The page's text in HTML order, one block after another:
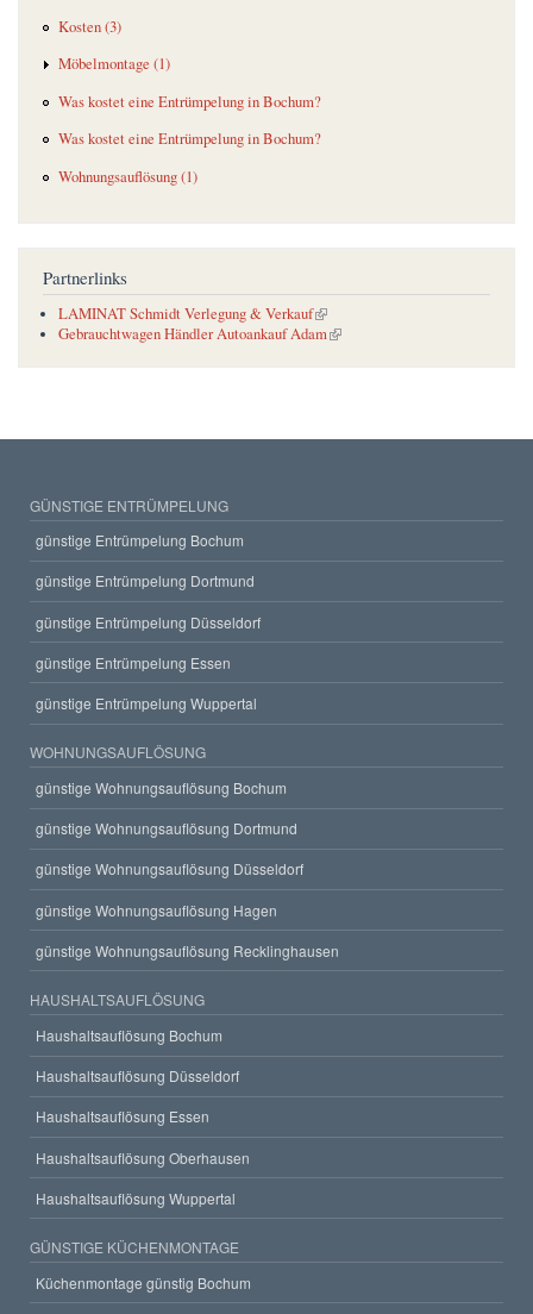
Kosten (3)
Möbelmontage (1)
Was kostet eine Entrümpelung in Bochum?
Was kostet eine Entrümpelung in Bochum?
Wohnungsauflösung (1)
Partnerlinks
LAMINAT Schmidt Verlegung & Verkauf
(link is external)
Gebrauchtwagen Händler Autoankauf Adam
(link is external)
GÜNSTIGE ENTRÜMPELUNG
günstige Entrümpelung Bochum
günstige Entrümpelung Dortmund
günstige Entrümpelung Düsseldorf
günstige Entrümpelung Essen
günstige Entrümpelung Wuppertal
WOHNUNGSAUFLÖSUNG
günstige Wohnungsauflösung Bochum
günstige Wohnungsauflösung Dortmund
günstige Wohnungsauflösung Düsseldorf
günstige Wohnungsauflösung Hagen
günstige Wohnungsauflösung Recklinghausen
HAUSHALTSAUFLÖSUNG
Haushaltsauflösung Bochum
Haushaltsauflösung Düsseldorf
Haushaltsauflösung Essen
Haushaltsauflösung Oberhausen
Haushaltsauflösung Wuppertal
GÜNSTIGE KÜCHENMONTAGE
Küchenmontage günstig Bochum